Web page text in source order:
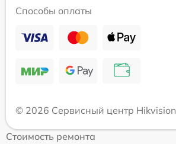
Способы оплаты
© 2026 Сервисный центр Hikvision
Стоимость ремонта